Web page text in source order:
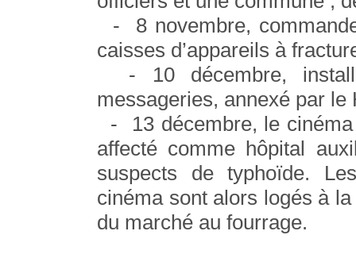
- 8 novembre,
caisses d’appareils à
- 10 décembre,
messageries, annexé par
- 13 décembre, le
affecté comme hôpital
suspects de typhoïde.
cinéma sont alors logés à
du marché au fourrage.